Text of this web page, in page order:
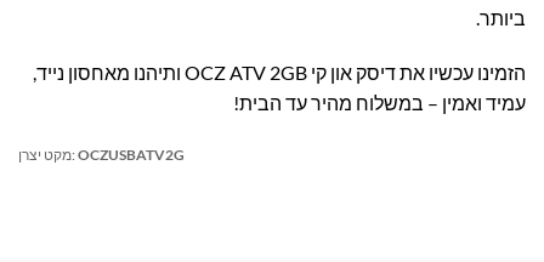
ביותר.
הזמינו עכשיו את דיסק און קי OCZ ATV 2GB ותיהנו מאחסון נייד,
עמיד ואמין – במשלוח מהיר עד הבית!
מקט יצרן: OCZUSBATV2G